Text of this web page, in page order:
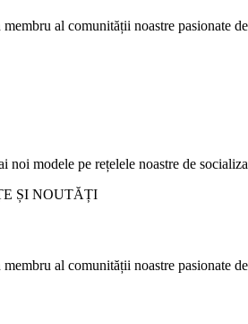
al comunității noastre pasionate
noi modele pe rețelele noastre de
ȘI NOUTĂȚI
al comunității noastre pasionate